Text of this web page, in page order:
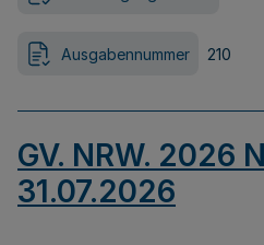
Ausgabennummer 210
GV. NRW. 2026
31.07.2026